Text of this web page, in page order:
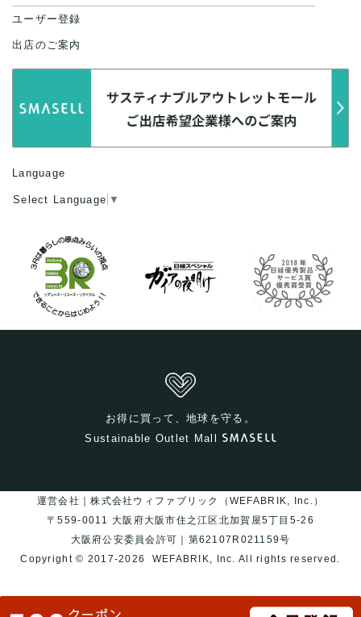
ユーザー登録
出店のご案内
Language
Select Language ▼
お得に買って、地球を守る。
Sustainable Outlet Mall
運営会社｜株式会社ウィファブリック（WEFABRIK, Inc.）
〒559-0011 大阪府大阪市住之江区北加賀屋5丁目5-26
大阪府公安委員会許可｜第62107R021159号
Copyright © 2017-2026
WEFABRIK, Inc.All rights reserved.